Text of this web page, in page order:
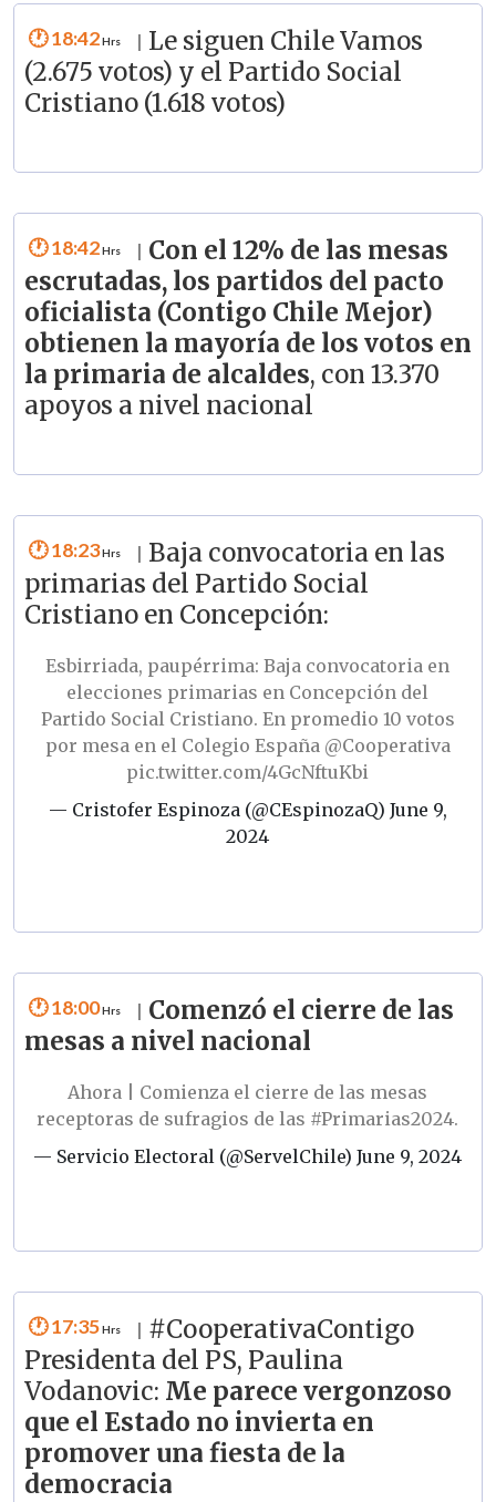
18:42
Le siguen Chile Vamos
(2.675 votos) y el Partido Social
Cristiano (1.618 votos)
18:42
Con el 12% de las mesas
escrutadas, los partidos del pacto
oficialista (Contigo Chile Mejor)
obtienen la mayoría de los votos en
la primaria de alcaldes, con 13.370
apoyos a nivel nacional
18:23
Baja convocatoria en las
primarias del Partido Social
Cristiano en Concepción:
Esbirriada, paupérrima: Baja convocatoria en
elecciones primarias en Concepción del
Partido Social Cristiano. En promedio 10 votos
por mesa en el Colegio España @Cooperativa
pic.twitter.com/4GcNftuKbi
— Cristofer Espinoza (@CEspinozaQ) June 9,
2024
18:00
Comenzó el cierre de las
mesas a nivel nacional
Ahora | Comienza el cierre de las mesas
receptoras de sufragios de las #Primarias2024.
— Servicio Electoral (@ServelChile)June 9, 2024
17:35
#CooperativaContigo
Presidenta del PS, Paulina
Vodanovic: Me parece vergonzoso
que el Estado no invierta en
promover una fiesta de la
democracia